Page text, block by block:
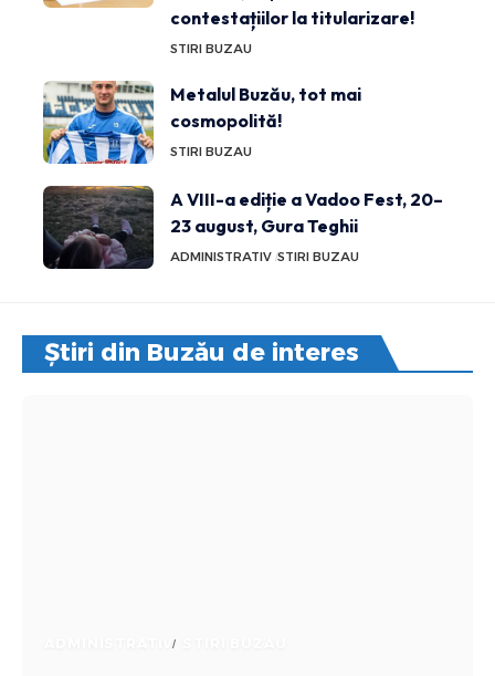
contestațiilor la titularizare!
STIRI BUZAU
Metalul Buzău, tot mai
cosmopolită!
STIRI BUZAU
A VIII-a ediție a Vadoo Fest, 20–
23 august, Gura Teghii
ADMINISTRATIV STIRI BUZAU
Știri din Buzău de interes
ADMINISTRATIV